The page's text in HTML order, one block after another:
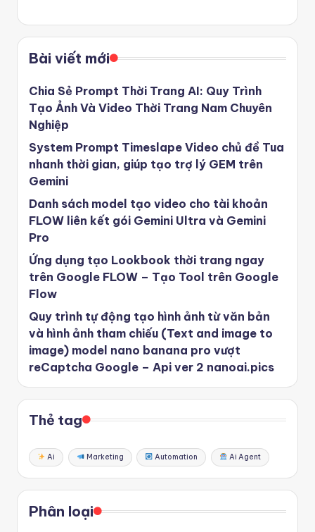
Bài viết mới
Chia Sẻ Prompt Thời Trang AI: Quy Trình
Tạo Ảnh Và Video Thời Trang Nam Chuyên
Nghiệp
System Prompt Timeslape Video chủ đề Tua
nhanh thời gian, giúp tạo trợ lý GEM trên
Gemini
Danh sách model tạo video cho tài khoản
FLOW liên kết gói Gemini Ultra và Gemini
Pro
Ứng dụng tạo Lookbook thời trang ngay
trên Google FLOW – Tạo Tool trên Google
Flow
Quy trình tự động tạo hình ảnh từ văn bản
và hình ảnh tham chiếu (Text and image to
image) model nano banana pro vượt
reCaptcha Google – Api ver 2 nanoai.pics
Thẻ tag
Ai Marketing Automation Ai Agent
Phân loại